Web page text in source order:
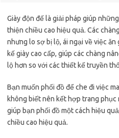
Giày độn đế là giải pháp giúp
thiện chiều cao hiệu quả. Các
nhưng lo sợ bị lộ, ái ngại về việc
kế giày cao cấp, giúp các chàng
lộ hơn so với các thiết kế truyền
Bạn muốn phối đồ để che đi việc
không biết nên kết hợp trang phục
giúp bạn phối đồ một cách hiệu
chiều cao hiệu quả.